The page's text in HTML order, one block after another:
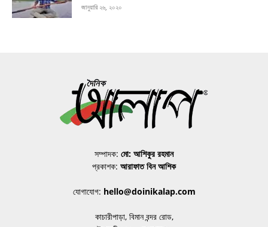
জানুয়ারি ২৬, ২০২০
সম্পাদক: মো: আশিকুর রহমান
প্রকাশক: আরাফাত বিন আশিক
যোগাযোগ: hello@doinikalap.com
কাচারীপাড়া, বিমান বন্দর রোড,